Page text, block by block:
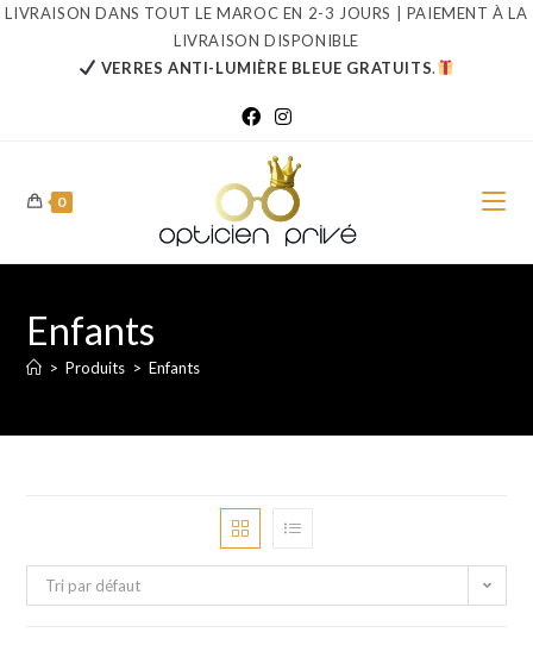
Skip
LIVRAISON DANS TOUT LE MAROC EN 2-3 JOURS | PAIEMENT À LA
LIVRAISON DISPONIBLE
VERRES ANTI-LUMIÈRE BLEUE GRATUITS.
0
Enfants
> Produits > Enfants
Tri par défaut